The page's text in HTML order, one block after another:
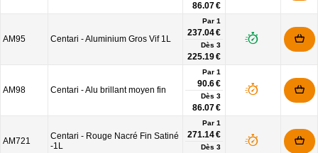
86.07 €
AM95 Centari - Aluminium Gros Vif 1L
Par 1
237.04 €
Dès 3
225.19 €
AM98 Centari - Alu brillant moyen fin
Par 1
90.6 €
Dès 3
86.07 €
AM721
Centari - Rouge Nacré Fin Satiné
-1L
Par 1
271.14 €
Dès 3